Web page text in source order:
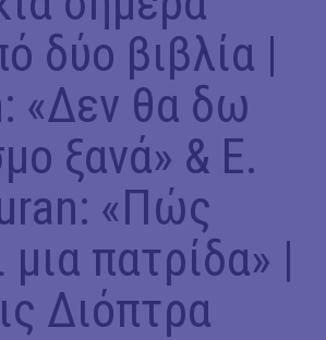
δύο βιβλία |
«Δεν θα δω
ξανά» & E.
«Πώς
μια πατρίδα» |
Διόπτρα